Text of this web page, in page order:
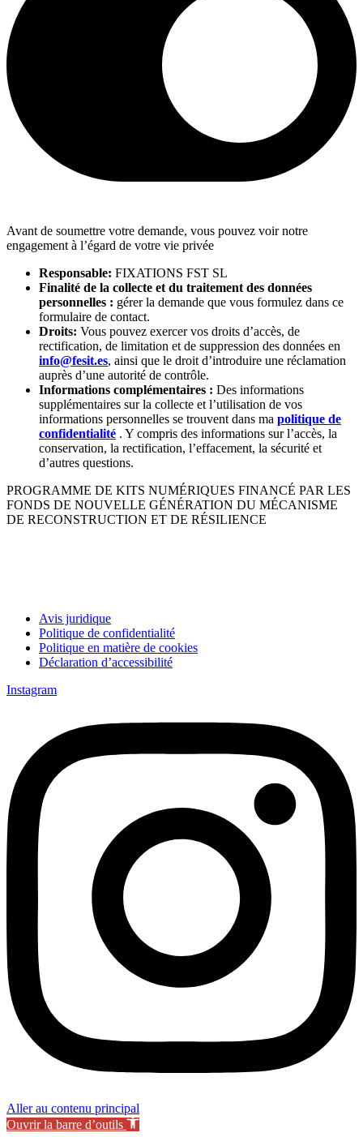
Avant de soumettre votre demande, vous pouvez voir notre
engagement à l’égard de votre vie privée
Responsable: FIXATIONS FST SL
Finalité de la collecte et du traitement des données
personnelles : gérer la demande que vous formulez dans ce
formulaire de contact.
Droits: Vous pouvez exercer vos droits d’accès, de
rectification, de limitation et de suppression des données en
info@fesit.es, ainsi que le droit d’introduire une réclamation
auprès d’une autorité de contrôle.
Informations complémentaires : Des informations
supplémentaires sur la collecte et l’utilisation de vos
informations personnelles se trouvent dans ma politique de
confidentialité . Y compris des informations sur l’accès, la
conservation, la rectification, l’effacement, la sécurité et
d’autres questions.
PROGRAMME DE KITS NUMÉRIQUES FINANCÉ PAR LES
FONDS DE NOUVELLE GÉNÉRATION DU MÉCANISME
DE RECONSTRUCTION ET DE RÉSILIENCE
Avis juridique
Politique de confidentialité
Politique en matière de cookies
Déclaration d’accessibilité
Instagram
Aller au contenu principal
Ouvrir la barre d’outils